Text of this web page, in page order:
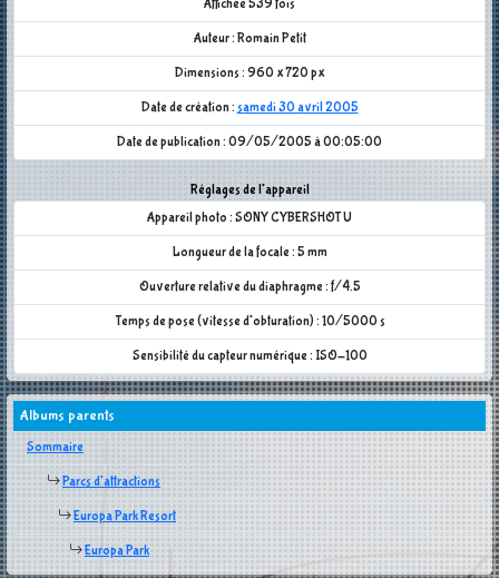
Affichée 539 fois
Auteur : Romain Petit
Dimensions : 960 x 720 px
Date de création : samedi 30 avril 2005
Date de publication : 09/05/2005 à 00:05:00
Réglages de l'appareil
Appareil photo : SONY CYBERSHOT U
Longueur de la focale : 5 mm
Ouverture relative du diaphragme : f/4.5
Temps de pose (vitesse d'obturation) : 10/5000 s
Sensibilité du capteur numérique : ISO-100
Albums parents
Sommaire
Parcs d'attractions
Europa Park Resort
Europa Park